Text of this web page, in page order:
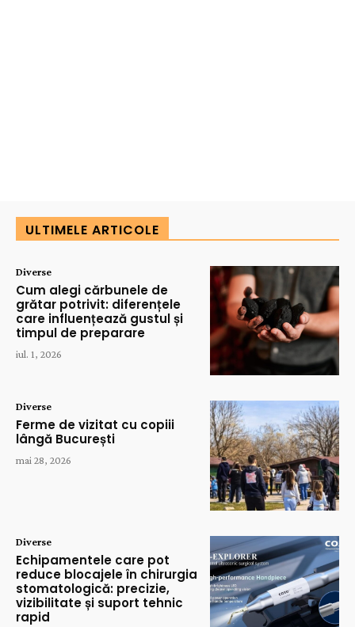
ULTIMELE ARTICOLE
Diverse
Cum alegi cărbunele de
grătar potrivit: diferențele
care influențează gustul și
timpul de preparare
iul. 1, 2026
Diverse
Ferme de vizitat cu copiii
lângă București
mai 28, 2026
Diverse
Echipamentele care pot
reduce blocajele în chirurgia
stomatologică: precizie,
vizibilitate și suport tehnic
rapid